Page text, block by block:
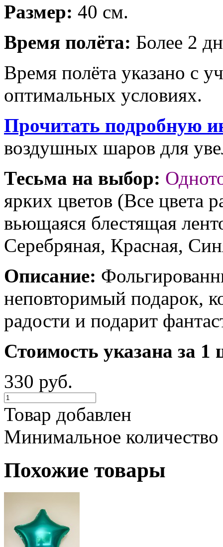
Размер: 40 см.
Время полёта: Более 2
Время полёта указано с
оптимальных условиях.
Прочитать подробную
воздушных шаров для
Тесьма на выбор:
ярких цветов (Все цвета
вьющаяся блестящая
Серебряная, Красная,
Описание:
неповторимый подарок,
радости и подарит
Стоимость указана за 1
330 руб.
Товар добавлен
Минимальное
Похожие товары